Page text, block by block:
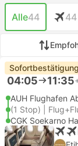
Alle44 44
Sofortbestätigung
04:05 11:35
AUH Flughafen
(1 Stop) |
CGK Soekarno